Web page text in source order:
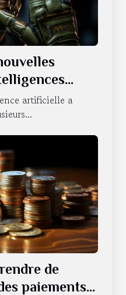
statut du
artificielle a
de
paiements